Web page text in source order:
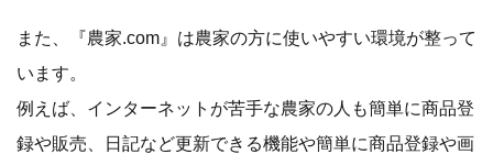
また、『農家.com』は農家の方に使いやすい環境が整って
います。
例えば、インターネットが苦手な農家の人も簡単に商品登
録や販売、日記など更新できる機能や簡単に商品登録や画